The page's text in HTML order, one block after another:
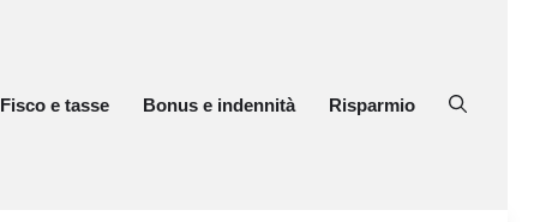
Fisco e tasse Bonus e indennità Risparmio